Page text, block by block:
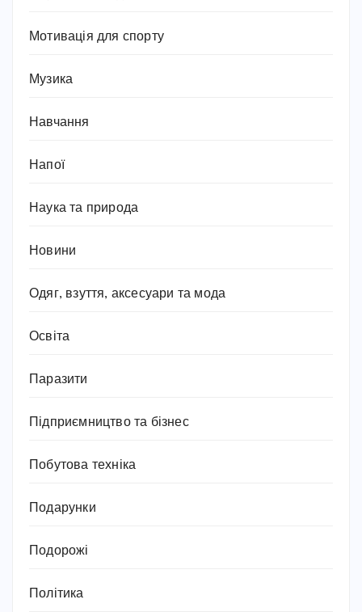
Мотивація для спорту
Музика
Навчання
Напої
Наука та природа
Новини
Одяг, взуття, аксесуари та мода
Освіта
Паразити
Підприємництво та бізнес
Побутова техніка
Подарунки
Подорожі
Політика